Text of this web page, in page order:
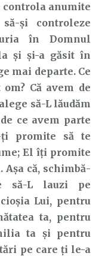
controla anumite
și controleze
în Domnul
și și-a găsit în
mai departe. Ce
Că avem de
să-L lăudăm
ce avem parte
ți promite să te
El îți promite
Așa că, schimbă-
să-L lauzi pe
Lui, pentru
ta, pentru
ta și pentru
pe care ți le-a